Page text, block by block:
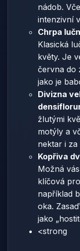
nádob.
intenzivní
Chrpa
Klasická
květy. Je
června do
jako je
Divizna
žlutými
motýly a
nektar i za
Kopřiva
Možná
klíčová
například
oka.
jako
<strong